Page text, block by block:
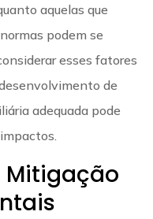
aquelas que
podem se
esses fatores
de
adequada pode
Mitigação